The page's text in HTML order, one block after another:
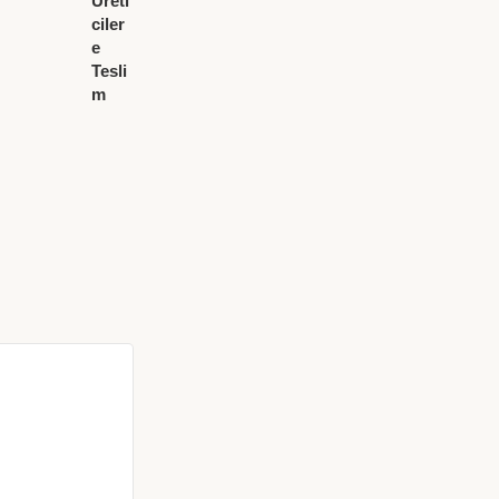
ciler
e
Tesli
m